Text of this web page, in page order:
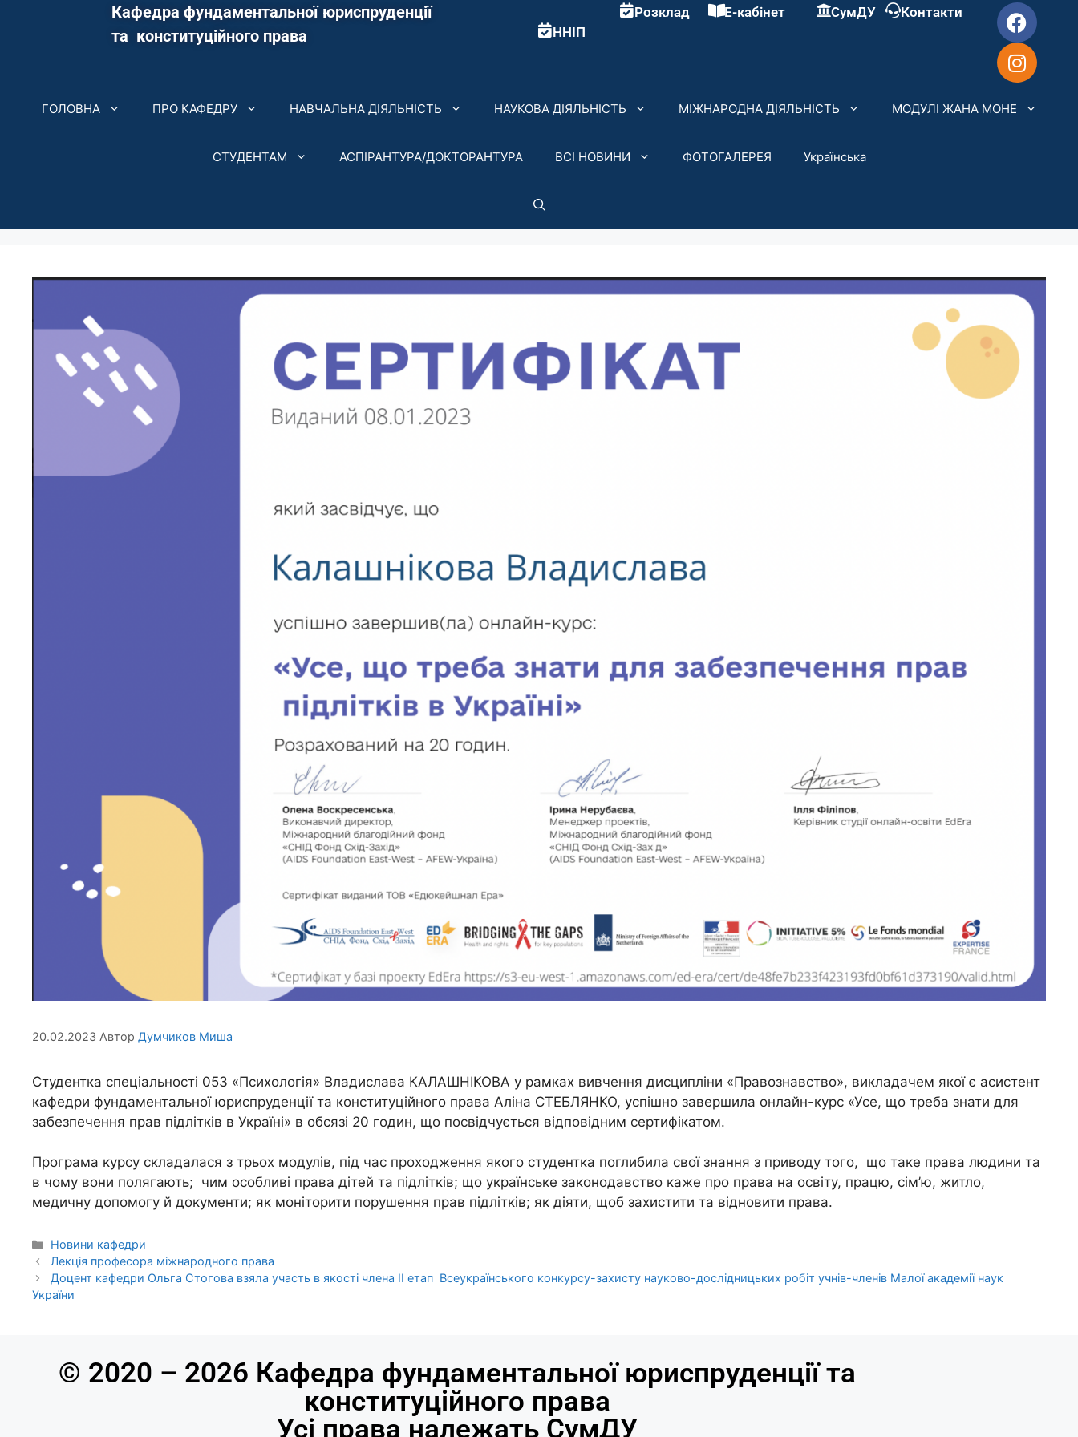
Кафедра фундаментальної юриспруденції
та конституційного права
ННІП
Розклад Е-кабінет СумДУ Контакти
ГОЛОВНА ПРО КАФЕДРУ НАВЧАЛЬНА ДІЯЛЬНІСТЬ НАУКОВА ДІЯЛЬНІСТЬ МІЖНАРОДНА ДІЯЛЬНІСТЬ МОДУЛІ ЖАНА МОНЕ
СТУДЕНТАМ АСПІРАНТУРА/ДОКТОРАНТУРА ВСІ НОВИНИ ФОТОГАЛЕРЕЯ Українська
20.02.2023 Автор Думчиков Миша
Студентка спеціальності 053 «Психологія» Владислава КАЛАШНІКОВА у рамках вивчення дисципліни «Правознавство», викладачем якої є асистент
кафедри фундаментальної юриспруденції та конституційного права Аліна СТЕБЛЯНКО, успішно завершила онлайн-курс «Усе, що треба знати для
забезпечення прав підлітків в Україні» в обсязі 20 годин, що посвідчується відповідним сертифікатом.
Програма курсу складалася з трьох модулів, під час проходження якого студентка поглибила свої знання з приводу того, що таке права людини та
в чому вони полягають; чим особливі права дітей та підлітків; що українське законодавство каже про права на освіту, працю, сім’ю, житло,
медичну допомогу й документи; як моніторити порушення прав підлітків; як діяти, щоб захистити та відновити права.
Новини кафедри
Лекція професора міжнародного права
Доцент кафедри Ольга Стогова взяла участь в якості члена ІІ етап Всеукраїнського конкурсу-захисту науково-дослідницьких робіт учнів-членів Малої академії наук
України
© 2020 – 2026 Кафедра фундаментальної юриспруденції та
конституційного права
Усі права належать СумДУ